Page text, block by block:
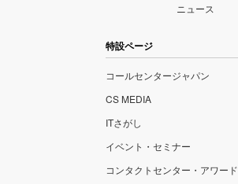
ニュース
特設ページ
コールセンタージャパン
CS MEDIA
ITさがし
イベント・セミナー
コンタクトセンター・アワード